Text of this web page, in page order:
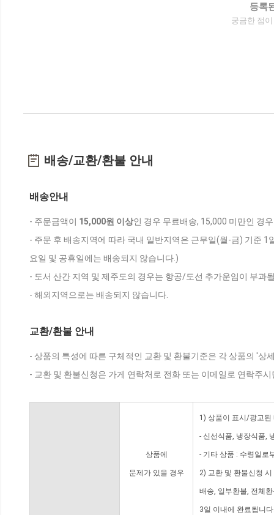
등록
궁금한 점
배송/교환/환불 안내
배송안내
- 주문금액이 15,000원 이상인 경우 무료배송, 15,000 미만인 경
- 주문 후 배송지역에 따라 국내 일반지역은 근무일(월-금) 기준
요일 및 공휴일에는 배송되지 않습니다.)
- 도서 산간 지역 및 제주도의 경우는 항공/도선 추가운임이 부과
- 해외지역으로는 배송되지 않습니다.
교환/환불 안내
- 상품의 특성에 따른 구체적인 교환 및 환불기준은 각 상품의 '상
- 교환 및 환불신청은 가게 연락처로 전화 또는 이메일로 연락주
상품에
문제가 있을 경우
1) 상품이 표시/광고된
- 신선식품, 냉장식품,
- 기타 상품 : 수령일로
2) 교환 및 환불신청
배송, 일부환불, 전체
3일 이내에 완료됩니